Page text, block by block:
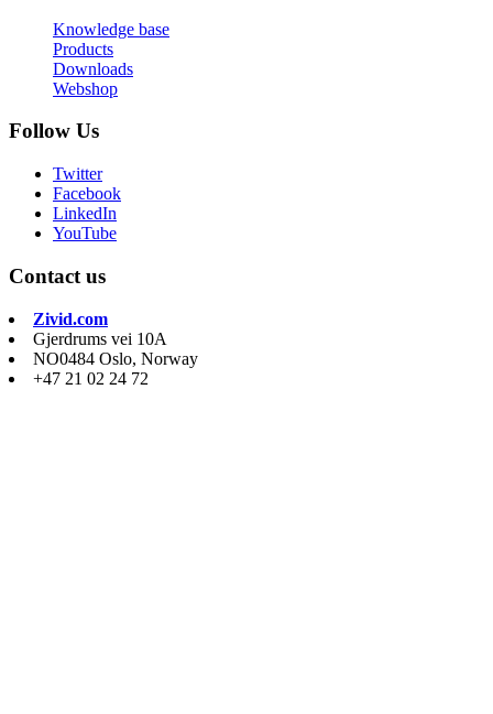
Knowledge base
Products
Downloads
Webshop
Follow Us
Twitter
Facebook
LinkedIn
YouTube
Contact us
Zivid.com
Gjerdrums vei 10A
NO0484 Oslo, Norway
+47 21 02 24 72